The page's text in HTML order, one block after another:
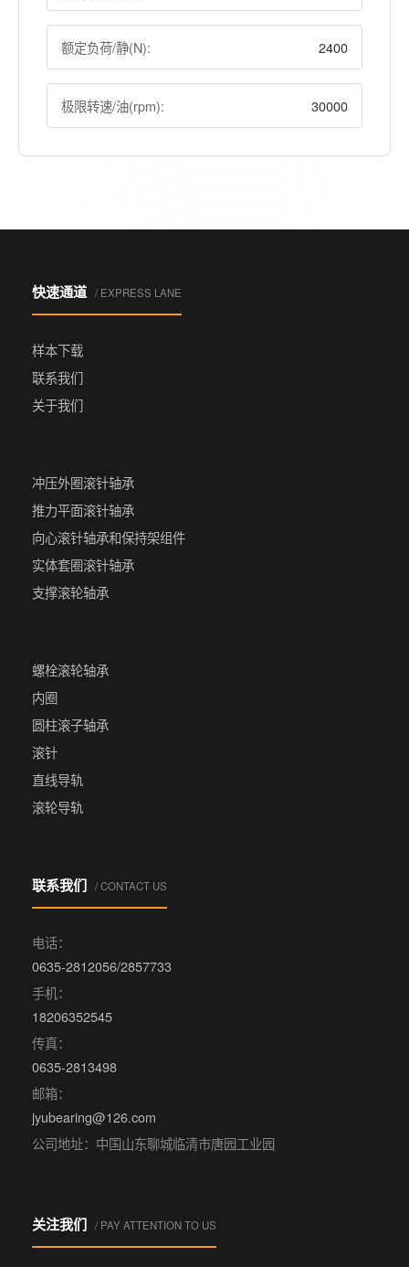
额定负荷/静(N): 2400
极限转速/油(rpm): 30000
快速通道 / EXPRESS LANE
样本下载
联系我们
关于我们
冲压外圈滚针轴承
推力平面滚针轴承
向心滚针轴承和保持架组件
实体套圈滚针轴承
支撑滚轮轴承
螺栓滚轮轴承
内圈
圆柱滚子轴承
滚针
直线导轨
滚轮导轨
联系我们 / CONTACT US
电话：
0635-2812056/2857733
手机：
18206352545
传真：
0635-2813498
邮箱：
jyubearing@126.com
公司地址：中国山东聊城临清市唐园工业园
关注我们 / PAY ATTENTION TO US